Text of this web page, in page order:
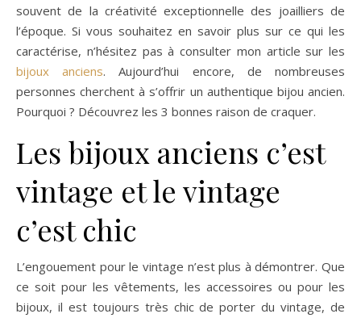
souvent de la créativité exceptionnelle des joailliers de
l’époque. Si vous souhaitez en savoir plus sur ce qui les
caractérise, n’hésitez pas à consulter mon article sur les
bijoux anciens. Aujourd’hui encore, de nombreuses
personnes cherchent à s’offrir un authentique bijou ancien.
Pourquoi ? Découvrez les 3 bonnes raison de craquer.
Les bijoux anciens c’est
vintage et le vintage
c’est chic
L’engouement pour le vintage n’est plus à démontrer. Que
ce soit pour les vêtements, les accessoires ou pour les
bijoux, il est toujours très chic de porter du vintage, de